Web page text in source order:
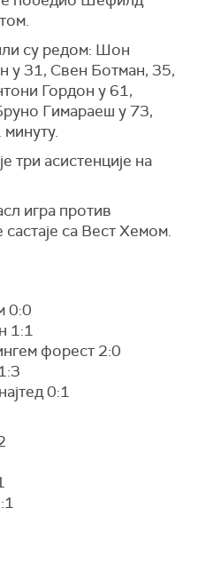
су редом: Шон
у 31, Свен Ботман, 35,
Гордон у 61,
Гимараеш у 73,
три асистенције на
игра против
са Вест Хемом.
0:0
1:1
форест 2:0
0:1